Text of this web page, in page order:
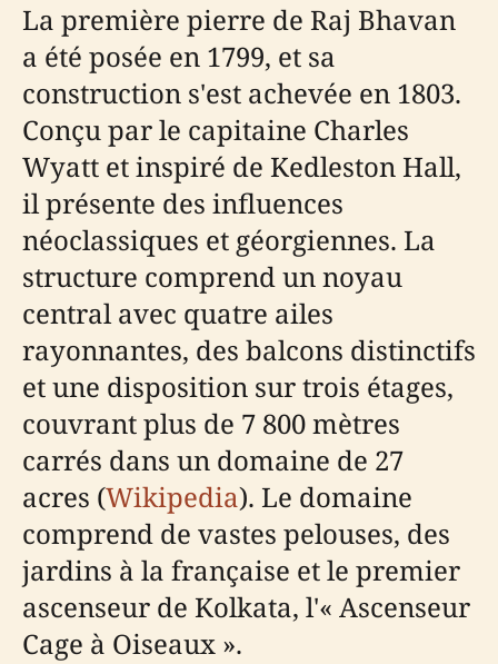
La première pierre de Raj Bhavan
a été posée en 1799, et sa
construction s'est achevée en 1803.
Conçu par le capitaine Charles
Wyatt et inspiré de Kedleston Hall,
il présente des influences
néoclassiques et géorgiennes. La
structure comprend un noyau
central avec quatre ailes
rayonnantes, des balcons distinctifs
et une disposition sur trois étages,
couvrant plus de 7 800 mètres
carrés dans un domaine de 27
acres (Wikipedia). Le domaine
comprend de vastes pelouses, des
jardins à la française et le premier
ascenseur de Kolkata, l'« Ascenseur
Cage à Oiseaux ».